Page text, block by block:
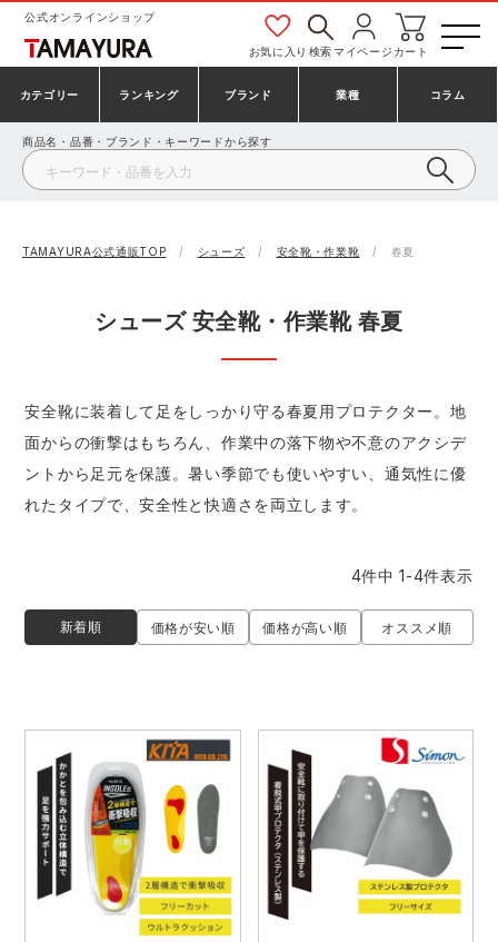
公式オンラインショップ
お気に入り 検索マイページ カート
カテゴリー
安全靴・作業靴
作業着・作業服
防寒着
作業用手袋
ワークスーツ
作業用ポロシャツ
安全保護具
レインウェア・カッパ
ランキング
安全靴ランキング
安全靴スニーカーランキング
シューズランキング
ミズノ安全靴ランキング
作業着ランキング
つなぎランキング
コンプレッションウェアランキング
作業用ポロシャツランキング
作業用手袋ランキング
ブランド
アシックス
プーマ コンバース（CONVERSE）
バートル
寅壱 アイトス株式会社
コーコス ジーベック
山田辰 クレヒフク
住商モンブラン ボンマックス
GUSH FORCE CUP
GDジャパン カーシーカシマ
業種
建設・建築作業服
製造・工場作業服
鉄鋼・機械作業服
農作業服
電気・設備作業服
自動車整備士作業服
飲食店ユニフォーム
運送・倉庫作業服
清掃・ビルメンテ作業服
コラム
商品名・品番・ブランド・キーワードから探す
TAMAYURA公式通販TOP シューズ 安全靴・作業靴 春夏
シューズ 安全靴・作業靴 春夏
安全靴に装着して足をしっかり守る春夏用プロテクター。地
面からの衝撃はもちろん、作業中の落下物や不意のアクシデ
ントから足元を保護。暑い季節でも使いやすい、通気性に優
れたタイプで、安全性と快適さを両立します。
新着順 価格が安い順 価格が高い順 オススメ順
4件中 1-4件表示